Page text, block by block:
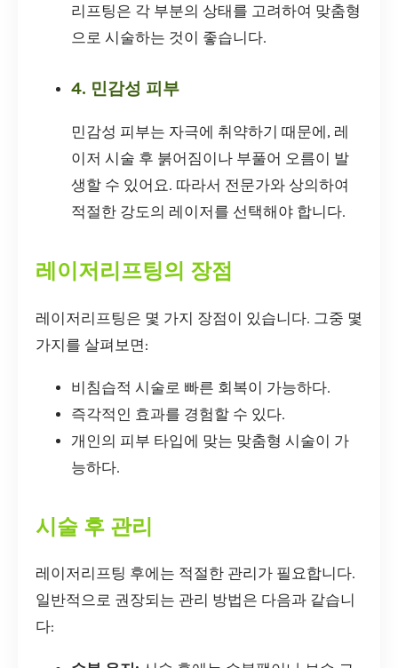
리프팅은 각 부분의 상태를 고려하여 맞춤형
으로 시술하는 것이 좋습니다.
4. 민감성 피부
민감성 피부는 자극에 취약하기 때문에, 레
이저 시술 후 붉어짐이나 부풀어 오름이 발
생할 수 있어요. 따라서 전문가와 상의하여
적절한 강도의 레이저를 선택해야 합니다.
레이저리프팅의 장점
레이저리프팅은 몇 가지 장점이 있습니다. 그중 몇
가지를 살펴보면:
비침습적 시술로 빠른 회복이 가능하다.
즉각적인 효과를 경험할 수 있다.
개인의 피부 타입에 맞는 맞춤형 시술이 가
능하다.
시술 후 관리
레이저리프팅 후에는 적절한 관리가 필요합니다.
일반적으로 권장되는 관리 방법은 다음과 같습니
다: